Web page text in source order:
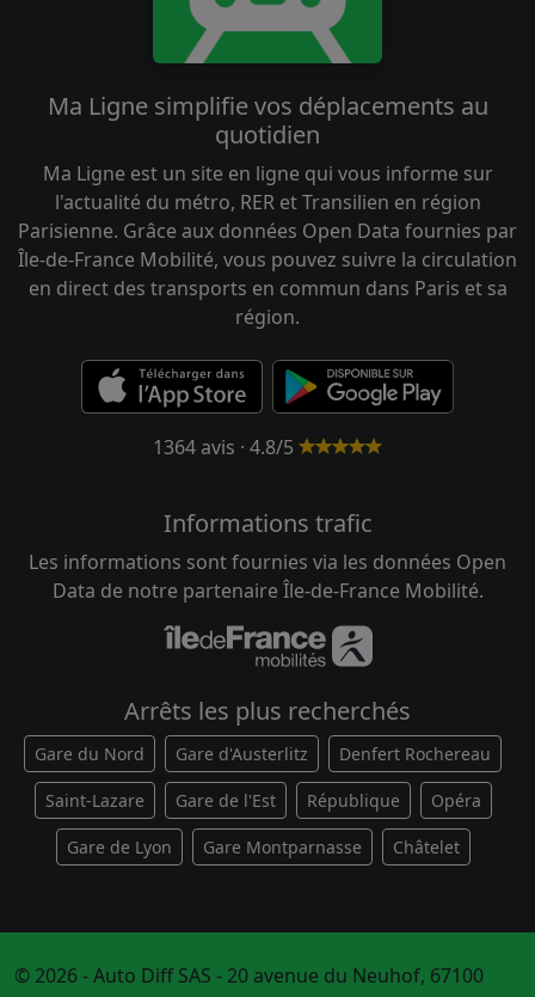
Ma Ligne simplifie vos déplacements au
quotidien
Ma Ligne est un site en ligne qui vous informe sur
l'actualité du métro, RER et Transilien en région
Parisienne. Grâce aux données Open Data fournies par
Île-de-France Mobilité, vous pouvez suivre la circulation
en direct des transports en commun dans Paris et sa
région.
1364 avis · 4.8/5
Informations trafic
Les informations sont fournies via les données Open
Data de notre partenaire Île-de-France Mobilité.
Arrêts les plus recherchés
Gare du Nord Gare d'Austerlitz Denfert Rochereau
Saint-Lazare Gare de l'Est République Opéra
Gare de Lyon Gare Montparnasse Châtelet
© 2026 - Auto Diff SAS - 20 avenue du Neuhof, 67100